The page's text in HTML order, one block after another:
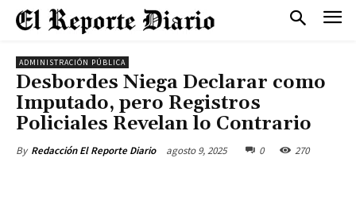
ADMINISTRACIÓN PÚBLICA
Desbordes Niega Declarar como
Imputado, pero Registros
Policiales Revelan lo Contrario
By Redacción El Reporte Diario agosto 9, 2025 0 270